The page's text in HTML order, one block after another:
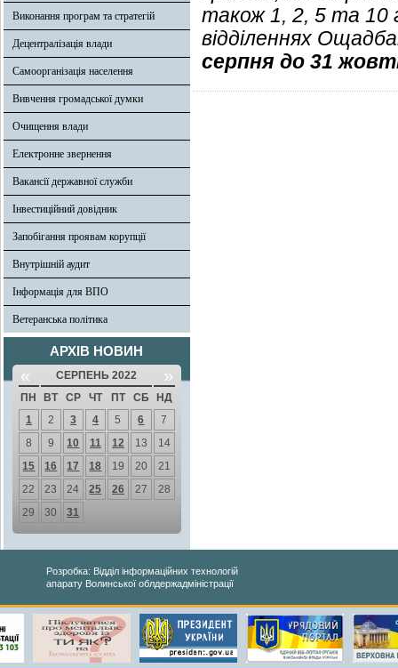
Виконання програм та стратегій
Децентралізація влади
Самоорганізація населення
Вивчення громадської думки
Очищення влади
Електронне звернення
Вакансії державної служби
Інвестиційний довідник
Запобігання проявам корупції
Внутрішній аудит
Інформація для ВПО
Ветеранська політика
АРХІВ НОВИН
« СЕРПЕНЬ 2022 »
ПН ВТ СР ЧТ ПТ СБ
НД
1
2 3 4 5 6
7
8
9 10 11 12 13
14
15
16 17 18 19 20
21
22
23 24 25 26 27
28
29
30 31
також 1, 2, 5 та 10
відділеннях
серпня до 31
Розробка: Відділ інформаційних технологій
апарату Волинської облдержадміністрації